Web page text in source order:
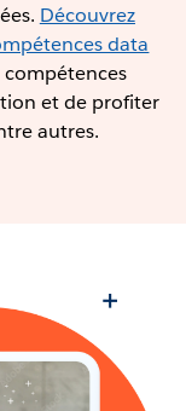
Découvrez
data
et de profiter
autres.